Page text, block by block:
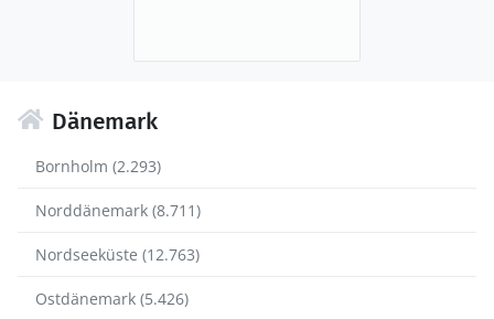
Dänemark
Bornholm (2.293)
Norddänemark (8.711)
Nordseeküste (12.763)
Ostdänemark (5.426)